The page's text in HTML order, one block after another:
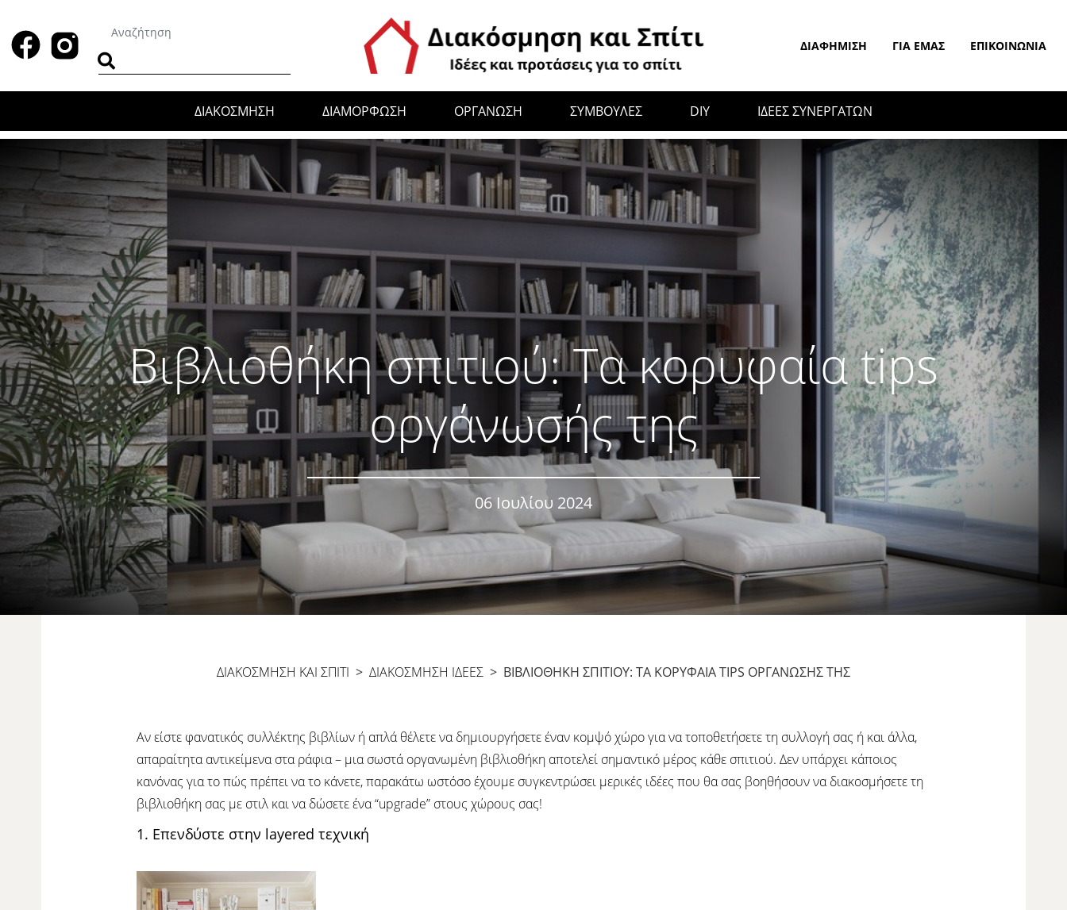
ΔΙΑΦΉΜΙΣΗ ΓΙΑ ΕΜΆΣ ΕΠΙΚΟΙΝΩΝΊΑ
ΔΙΑΚΟΣΜΗΣΗ ΔΙΑΜΟΡΦΩΣΗ ΟΡΓΑΝΩΣΗ ΣΥΜΒΟΥΛΕΣ DIY ΙΔΕΕΣ ΣΥΝΕΡΓΑΤΩΝ
Βιβλιοθήκη σπιτιού: Τα κορυφαία tips
οργάνωσής της
06 Ιουλίου 2024
ΔΙΑΚΟΣΜΗΣΗ ΚΑΙ ΣΠΙΤΙ > ΔΙΑΚΌΣΜΗΣΗ ΙΔΈΕΣ > ΒΙΒΛΙΟΘΉΚΗ ΣΠΙΤΙΟΎ: ΤΑ ΚΟΡΥΦΑΊΑ TIPS ΟΡΓΆΝΩΣΉΣ ΤΗΣ
Αν είστε φανατικός συλλέκτης βιβλίων ή απλά θέλετε να δημιουργήσετε έναν κομψό χώρο για να τοποθετήσετε τη συλλογή σας ή και άλλα,
απαραίτητα αντικείμενα στα ράφια – μια σωστά οργανωμένη βιβλιοθήκη αποτελεί σημαντικό μέρος κάθε σπιτιού. Δεν υπάρχει κάποιος
κανόνας για το πώς πρέπει να το κάνετε, παρακάτω ωστόσο έχουμε συγκεντρώσει μερικές ιδέες που θα σας βοηθήσουν να διακοσμήσετε τη
βιβλιοθήκη σας με στιλ και να δώσετε ένα “upgrade” στους χώρους σας!
1. Επενδύστε στην layered τεχνική